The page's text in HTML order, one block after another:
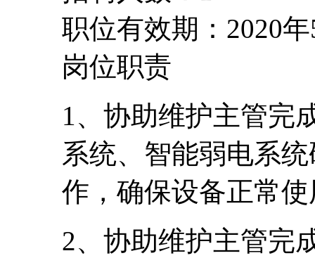
职位有效期：2020
岗位职责
1、协助维护主管完
系统、智能弱电系
作，确保设备正常
2、协助维护主管完